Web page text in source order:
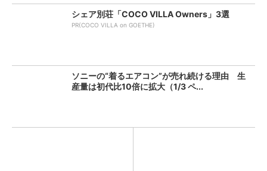
シェア別荘「COCO VILLA Owners」3選
PR(COCO VILLA on GOETHE)
ソニーの“着るエアコン”が売れ続ける理由 生
産量は初代比10倍に拡大（1/3 ペ...